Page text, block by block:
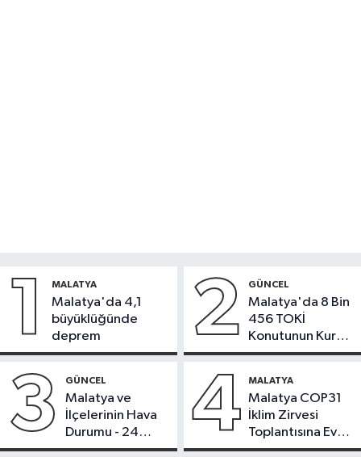
1 MALATYA
Malatya'da 4,1
büyüklüğünde
deprem
2 GÜNCEL
Malatya'da 8 Bin
456 TOKİ
Konutunun Kurası
Bugün Çekiliyor
3 GÜNCEL
Malatya ve
İlçelerinin Hava
Durumu - 24
Temmuz 2026
4 MALATYA
Malatya COP31
İklim Zirvesi
Toplantısına Ev
Sahipliği Yaptı